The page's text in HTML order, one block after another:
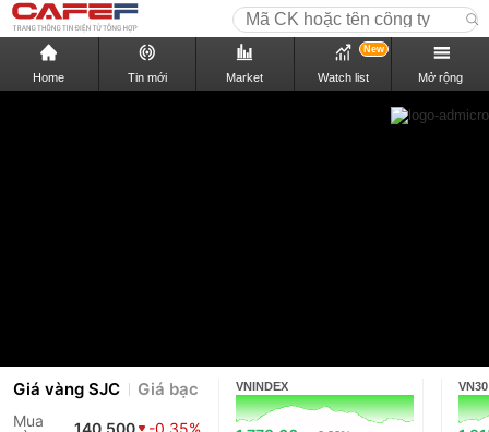
Home Tin mới Market Watch list
New
Mở rộng
Giá vàng SJC Giá bạc
Mua
VNINDEX VN30